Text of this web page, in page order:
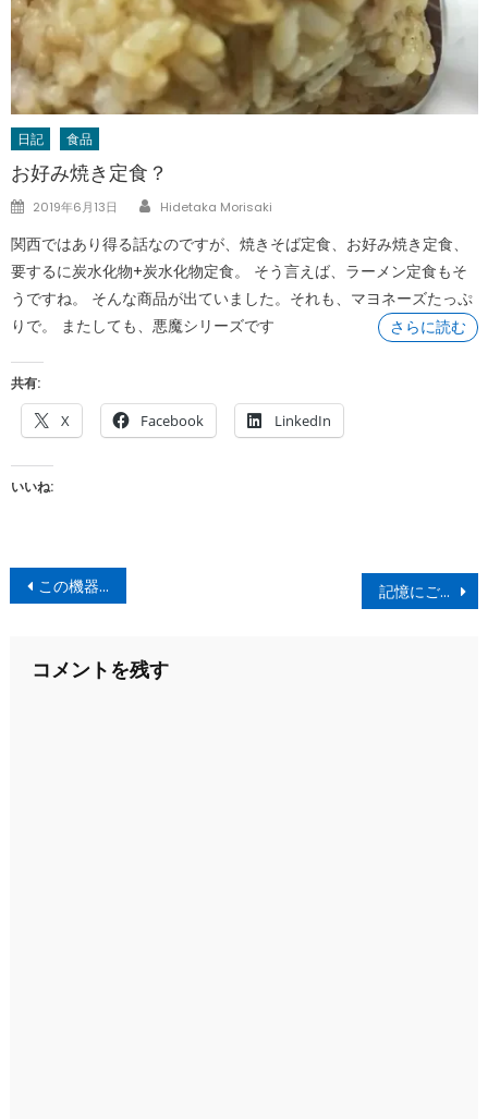
日記 食品
お好み焼き定食？
Posted
2019年6月13日 Author
Hidetaka Morisaki
関西ではあり得る話なのですが、焼きそば定食、お好み焼き定食、
要するに炭水化物+炭水化物定食。 そう言えば、ラーメン定食もそ
うですね。 そんな商品が出ていました。それも、マヨネーズたっぷ
りで。 またしても、悪魔シリーズです
さらに読む
共有:
X Facebook LinkedIn
いいね:
投
稿
ビ
この機器は何でしょう。 記憶にございません！
コメントを残す